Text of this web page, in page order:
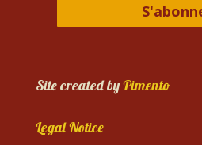
Site created byPimento
Legal Notice